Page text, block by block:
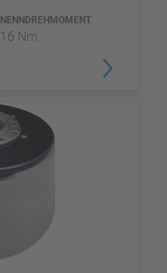
NENNDREHMOMENT
16 Nm